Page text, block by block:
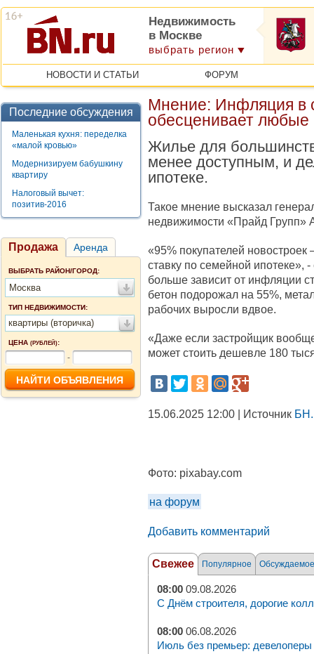
Недвижимость
в Москве
выбрать регион
НОВОСТИ И СТАТЬИ ФОРУМ
Последние обсуждения
Маленькая кухня: переделка
«малой кровью»
Модернизируем бабушкину
квартиру
Налоговый вычет:
позитив-2016
Продажа Аренда
ВЫБРАТЬ РАЙОН/ГОРОД:
Москва
ТИП НЕДВИЖИМОСТИ:
квартиры (вторичка)
ЦЕНА (РУБЛЕЙ):
-
Мнение: Инфляция в
обесценивает
Жилье для
менее доступным, и
ипотеке.
Такое мнение высказал
недвижимости «Прайд Групп»
«95% покупателей
ставку по семейной ипотеке»,
больше зависит от инфляции
бетон подорожал на 55%,
рабочих выросли вдвое.
«Даже если застройщик
может стоить дешевле 180
15.06.2025 12:00 | Источник
Фото: pixabay.com
на форум
Добавить комментарий
Свежее Популярное Обсуждаемое
08:00 09.08.2026
С Днём строителя, дорогие
08:00 06.08.2026
Июль без премьер: девелоперы